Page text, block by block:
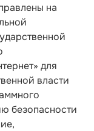
на
для
власти
безопасности